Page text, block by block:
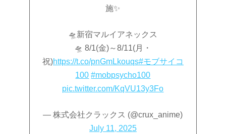
施✨
🛸新宿マルイアネックス
🛸 8/1(金)～8/11(月・
祝)https://t.co/pnGmLkouqs#モブサイコ
100 #mobpsycho100
pic.twitter.com/KqVU13y3Fo
— 株式会社クラックス (@crux_anime)
July 11, 2025